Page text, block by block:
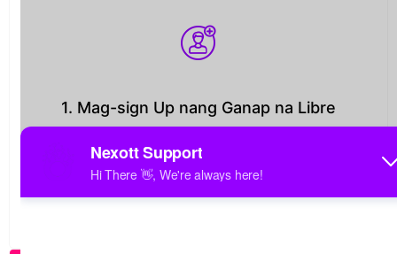
1. Mag-sign Up nang Ganap na Libre
trabaho ang prosesong ito. Pakisuri ang
iyong inbox at ang iyong folder ng spam.